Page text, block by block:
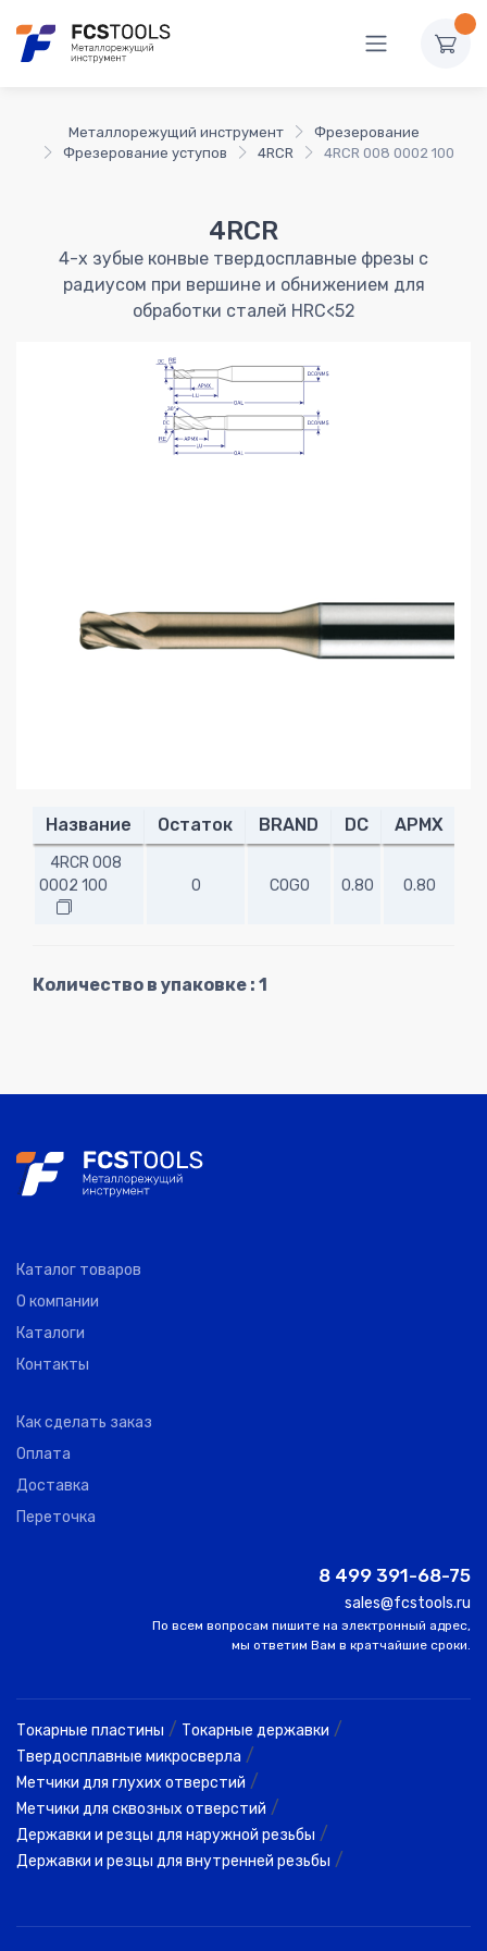
Металлорежущий инструмент
Фрезерование
Фрезерование уступов
4RCR 4RCR 008 0002 100
4RCR
4-х зубые конвые твердосплавные фрезы с
радиусом при вершине и обнижением для
обработки сталей HRC<52
Название Остаток BRAND DC APMX
4RCR 008
0002 100
0 COGO 0.80 0.80
Количество в упаковке : 1
Каталог товаров
О компании
Каталоги
Контакты
Как сделать заказ
Оплата
Доставка
Переточка
8 499 391-68-75
sales@fcstools.ru
По всем вопросам пишите на электронный адрес,
мы ответим Вам в кратчайшие сроки.
Токарные пластины / Токарные державки /
Твердосплавные микросверла /
Метчики для глухих отверстий /
Метчики для сквозных отверстий /
Державки и резцы для наружной резьбы /
Державки и резцы для внутренней резьбы /